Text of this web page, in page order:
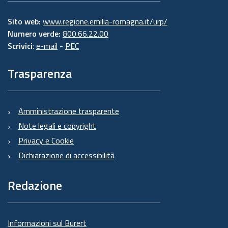
Sito web: www.regione.emilia-romagna.it/urp/
Numero verde: 800.66.22.00
Scrivici: e-mail - PEC
Trasparenza
Amministrazione trasparente
Note legali e copyright
Privacy e Cookie
Dichiarazione di accessibilità
Redazione
Informazioni sul Burert